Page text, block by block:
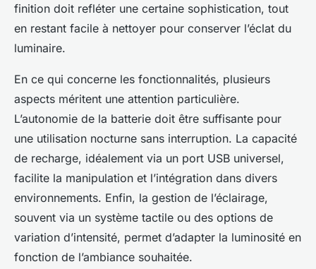
finition doit refléter une certaine sophistication, tout
en restant facile à nettoyer pour conserver l’éclat du
luminaire.
En ce qui concerne les fonctionnalités, plusieurs
aspects méritent une attention particulière.
L’autonomie de la batterie doit être suffisante pour
une utilisation nocturne sans interruption. La capacité
de recharge, idéalement via un port USB universel,
facilite la manipulation et l’intégration dans divers
environnements. Enfin, la gestion de l’éclairage,
souvent via un système tactile ou des options de
variation d’intensité, permet d’adapter la luminosité en
fonction de l’ambiance souhaitée.